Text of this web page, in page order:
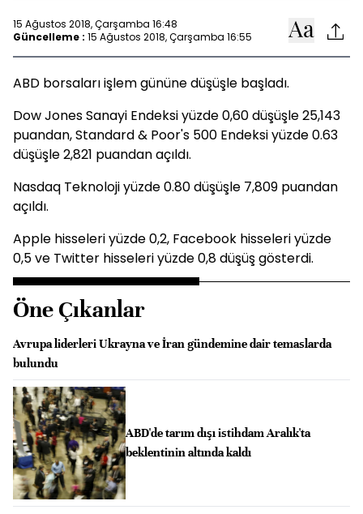
15 Ağustos 2018, Çarşamba 16:48
Güncelleme : 15 Ağustos 2018, Çarşamba 16:55
ABD borsaları işlem gününe düşüşle başladı.
Dow Jones Sanayi Endeksi yüzde 0,60 düşüşle 25,143
puandan, Standard & Poor's 500 Endeksi yüzde 0.63
düşüşle 2,821 puandan açıldı.
Nasdaq Teknoloji yüzde 0.80 düşüşle 7,809 puandan
açıldı.
Apple hisseleri yüzde 0,2, Facebook hisseleri yüzde
0,5 ve Twitter hisseleri yüzde 0,8 düşüş gösterdi.
Öne Çıkanlar
Avrupa liderleri Ukrayna ve İran gündemine dair temaslarda
bulundu
ABD'de tarım dışı istihdam Aralık'ta
beklentinin altında kaldı